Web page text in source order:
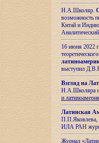
Н.А.Школяр.
возможность
Китай и
16 июня 2022
выступил
Взгляд на
Н.А.Школяра
и
Латинская
П.П.Яковлева,
ИЛА РАН
Журнал